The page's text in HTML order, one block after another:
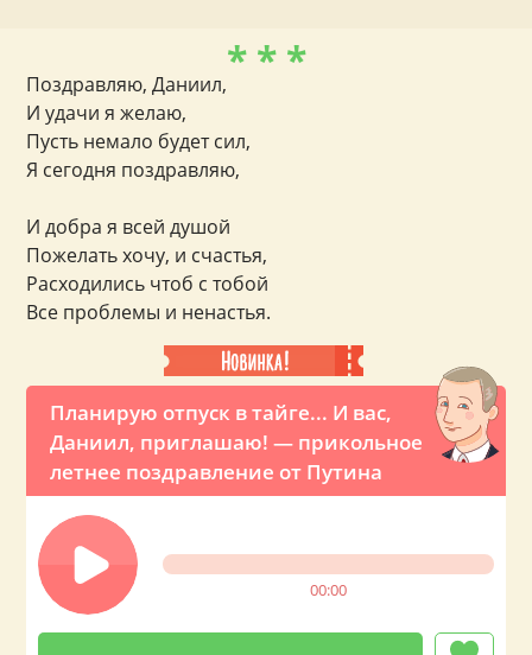
Планирую отпуск в тайге... И вас,
Даниил, приглашаю! — прикольное
летнее поздравление от Путина
00:00
* * *
Поздравляю, Даниил,
И удачи я желаю,
Пусть немало будет сил,
Я сегодня поздравляю,
И добра я всей душой
Пожелать хочу, и счастья,
Расходились чтоб с тобой
Все проблемы и ненастья.